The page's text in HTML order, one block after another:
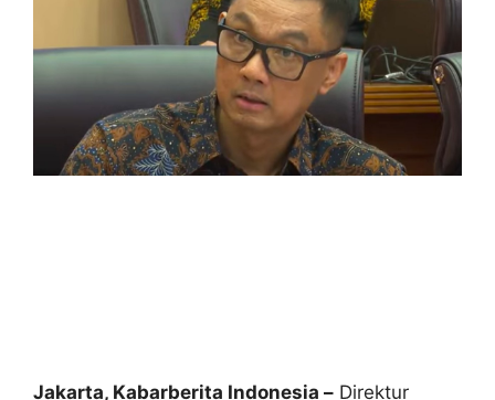
Jakarta, Kabarberita Indonesia – Direktur